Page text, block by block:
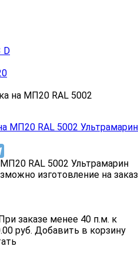
D
на МП20 RAL 5002
RAL 5002 Ультрамарин
изготовление на заказ
заказе менее 40 п.м. к
руб. Добавить в корзину